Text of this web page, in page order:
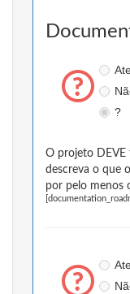
?
O projeto
descreva o que
por pelo menos